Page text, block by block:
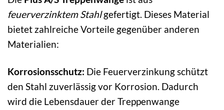
feuerverzinktem Stahlgefertigt. Dieses Material
bietet zahlreiche Vorteile gegenüber anderen
Materialien:
Korrosionsschutz: Die Feuerverzinkung schützt
den Stahl zuverlässig vor Korrosion. Dadurch
wird die Lebensdauer der Treppenwange